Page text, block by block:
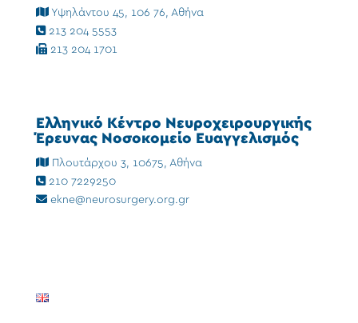
Υψηλάντου 45, 106 76, Αθήνα
213 204 5553
213 204 1701
Ελληνικό Κέντρο Νευροχειρουργικής
Έρευνας Νοσοκομείο Ευαγγελισμός
Πλουτάρχου 3, 10675, Αθήνα
210 7229250
ekne@neurosurgery.org.gr